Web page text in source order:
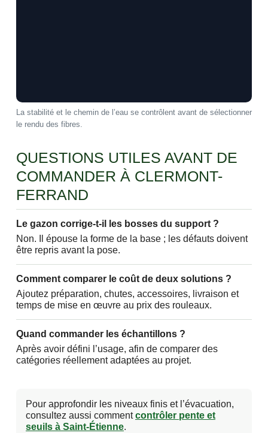
La stabilité et le chemin de l’eau se contrôlent avant de sélectionner
le rendu des fibres.
QUESTIONS UTILES AVANT DE
COMMANDER À CLERMONT-
FERRAND
Le gazon corrige-t-il les bosses du support ?
Non. Il épouse la forme de la base ; les défauts doivent
être repris avant la pose.
Comment comparer le coût de deux solutions ?
Ajoutez préparation, chutes, accessoires, livraison et
temps de mise en œuvre au prix des rouleaux.
Quand commander les échantillons ?
Après avoir défini l’usage, afin de comparer des
catégories réellement adaptées au projet.
Pour approfondir les niveaux finis et l’évacuation,
consultez aussi commentcontrôler pente et
seuils à Saint-Étienne.